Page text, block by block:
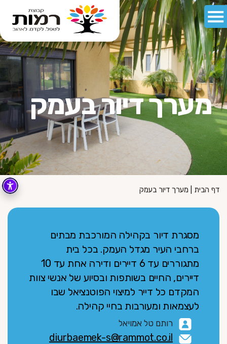
מערך דיור בעמק
דף הבית מערך דיור בעמק
מסגרת דיור בקהילה המורכבת מבתים
ברחבי העיר מגדל העמק. בכל בית
מתגוררים עד 6 דיירים ודירה אחת עד 10
דיירים, החיים בשותפות ובסיוע של אנשי צוות
המקדם כל דייר למיצוי הפוטנציאל שבו
לעצמאות ומעורבות בחיי קהילה.
רותם טל אמויאל
diurbaemek-s@rammot.co.il